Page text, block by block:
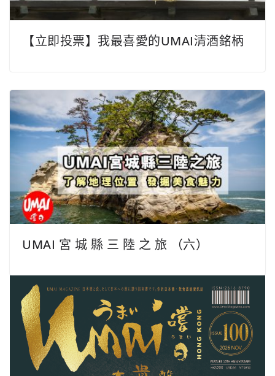
【立即投票】我最喜愛的UMAI清酒銘柄
UMAI 宮 城 縣 三 陸 之 旅 （六）